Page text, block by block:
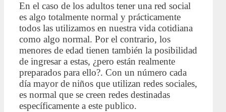
En el caso de los adultos tener una red social
es algo totalmente normal y prácticamente
todos las utilizamos en nuestra vida cotidiana
como algo normal. Por el contrario, los
menores de edad tienen también la posibilidad
de ingresar a estas, ¿pero están realmente
preparados para ello?. Con un número cada
día mayor de niños que utilizan redes sociales,
es normal que se creen redes destinadas
específicamente a este publico.